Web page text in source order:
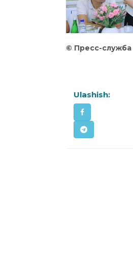
© Пресс-служба
Ulashish: